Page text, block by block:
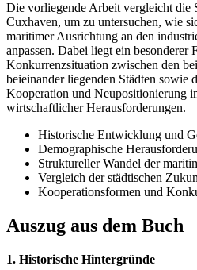
Die vorliegende Arbeit vergleicht die
Cuxhaven, um zu untersuchen, wie
maritimer Ausrichtung an den
anpassen. Dabei liegt ein besonderer
Konkurrenzsituation zwischen den
beieinander liegenden Städten sowie
Kooperation und Neupositionierung
wirtschaftlicher Herausforderungen.
Historische Entwicklung und
Demographische
Struktureller Wandel der
Vergleich der städtischen
Kooperationsformen und
Auszug aus dem Buch
1. Historische Hintergründe